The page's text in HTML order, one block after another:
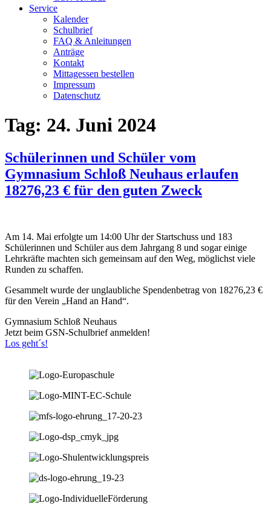
Service
Kalender
Schulbrief
FAQ & Anleitungen
Anträge
Kontakt
Mittagessen bestellen
Impressum
Datenschutz
Tag: 24. Juni 2024
Schülerinnen und Schüler vom
Gymnasium Schloß Neuhaus erlaufen
18276,23 € für den guten Zweck
Am 14. Mai erfolgte um 14:00 Uhr der Startschuss und 183
Schülerinnen und Schüler aus dem Jahrgang 8 und sogar einige
Lehrkräfte machten sich gemeinsam auf den Weg, möglichst viele
Runden zu schaffen.
Gesammelt wurde der unglaubliche Spendenbetrag von 18276,23 €
für den Verein „Hand an Hand“.
Gymnasium Schloß Neuhaus
Jetzt beim GSN-Schulbrief anmelden!
Los geht´s!